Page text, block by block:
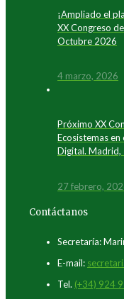
¡Ampliado el
XX Congreso
Octubre 2026
4 marzo, 2026
Próximo XX
Ecosistemas
Digital.
27 febrero,
Contáctanos
Secretaría:
E-mail:
Tel. (+34) 924